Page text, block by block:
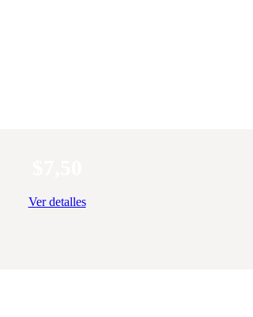
Ver detalles